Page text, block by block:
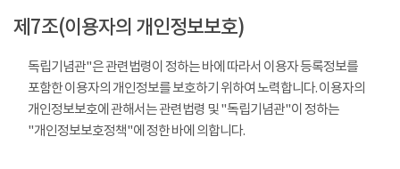
제7조(이용자의 개인정보보호)
독립기념관"은 관련법령이 정하는 바에 따라서 이용자 등록정보를
포함한 이용자의 개인정보를 보호하기 위하여 노력합니다. 이용자의
개인정보보호에 관해서는 관련법령 및 "독립기념관"이 정하는
"개인정보보호정책"에 정한 바에 의합니다.